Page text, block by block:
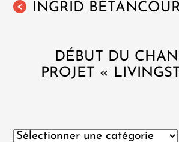
< INGRID
DÉBUT DU
PROJET «
Catégories